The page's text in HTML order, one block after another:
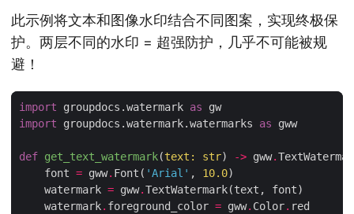
此示例将文本和图像水印结合不同图案，实现终极保
护。两层不同的水印 = 超强防护，几乎不可能被规
避！
import groupdocs.watermark as
import groupdocs.watermark.watermarks as
def get_text_watermark(text: str) -> gww.
    font
= gww. Font( 'Arial' , 10.0
    watermark
= gww.
    watermark
. foreground_color = gww. Color.